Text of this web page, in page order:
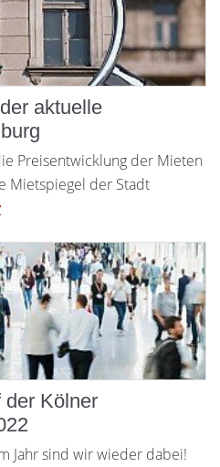
aktuelle
Preisentwicklung der Mieten
Mietspiegel der Stadt
der Kölner
Jahr sind wir wieder dabei!